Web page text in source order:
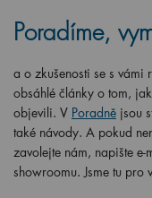
Poradíme,
a o zkušenosti se s vámi
obsáhlé články o tom,
objevili. V Poradně jsou
také návody. A pokud
zavolejte nám, napište e-
showroomu. Jsme tu pro